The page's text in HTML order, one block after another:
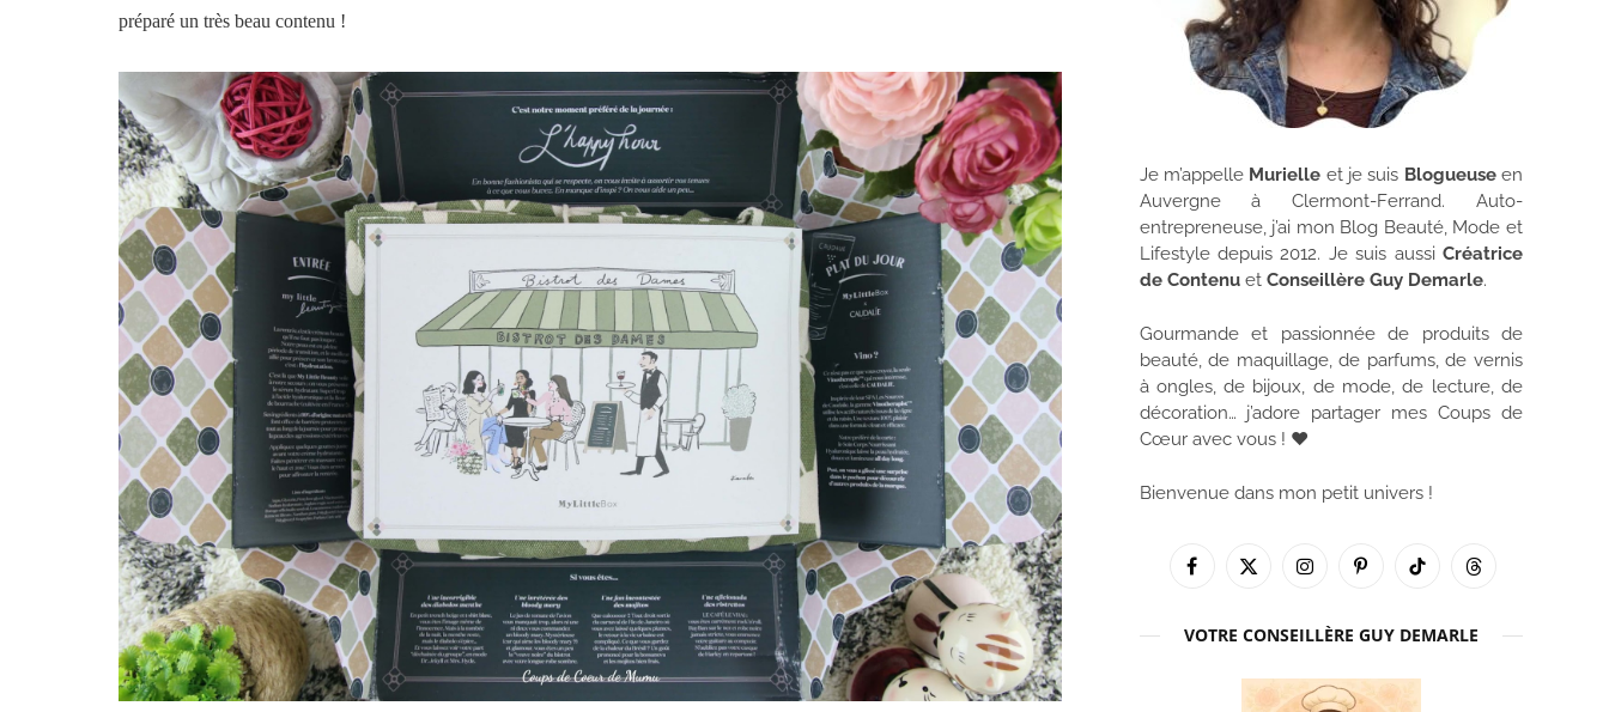
préparé un très beau contenu !
Je m’appelle Murielle et je suis Blogueuseen
Auvergne à Clermont-Ferrand. Auto-
entrepreneuse, j’ai mon Blog Beauté, Mode et
Lifestyle depuis 2012. Je suis aussi Créatrice
de Contenuet Conseillère Guy Demarle.
Gourmande et passionnée de produits de
beauté, de maquillage, de parfums, de vernis
à ongles, de bijoux, de mode, de lecture, de
décoration… j’adore partager mes Coups de
Cœur avec vous ! ♥
Bienvenue dans mon petit univers !
Facebook
X
InstagramPinterestTikTok Threads
VOTRE CONSEILLÈRE GUY DEMARLE